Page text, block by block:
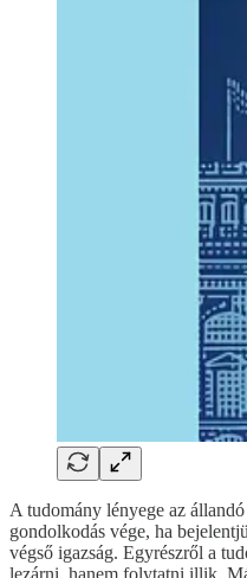
A tudomány lényege az
gondolkodás vége, ha
végső igazság. Egyrészről a